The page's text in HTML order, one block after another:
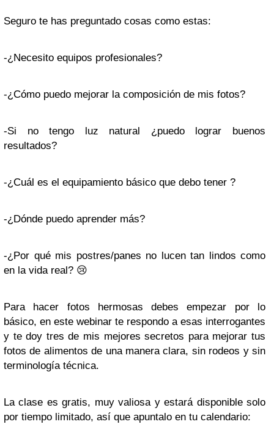
Seguro te has preguntado cosas como estas:
-¿Necesito equipos profesionales?
-¿Cómo puedo mejorar la composición de mis fotos?
-Si no tengo luz natural ¿puedo lograr buenos
resultados?
-¿Cuál es el equipamiento básico que debo tener ?
-¿Dónde puedo aprender más?
-¿Por qué mis postres/panes no lucen tan lindos como
en la vida real? 😢
Para hacer fotos hermosas debes empezar por lo
básico, en este webinar te respondo a esas interrogantes
y te doy tres de mis mejores secretos para mejorar tus
fotos de alimentos de una manera clara, sin rodeos y sin
terminología técnica.
La clase es gratis, muy valiosa y estará disponible solo
por tiempo limitado, así que apuntalo en tu calendario: